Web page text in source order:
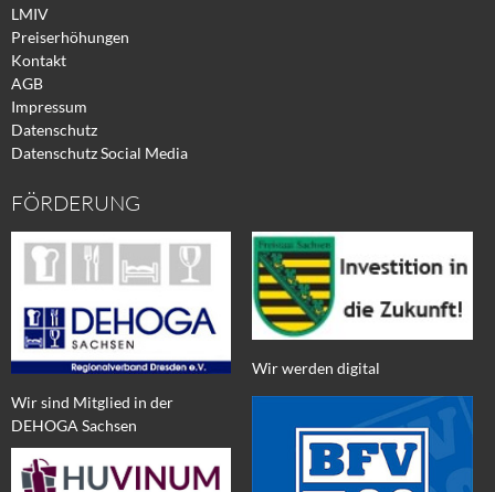
LMIV
Preiserhöhungen
Kontakt
AGB
Impressum
Datenschutz
Datenschutz Social Media
FÖRDERUNG
Wir sind Mitglied in der
DEHOGA Sachsen
Wir werden digital